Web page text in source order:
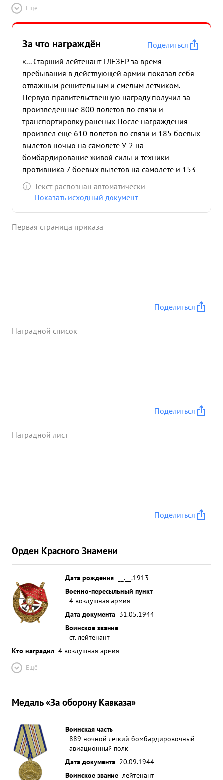
Ещё
За что награждён
Поделиться
«... Старший лейтенант ГЛЕЗЕР за время
пребывания в действующей армии показал себя
отважным решительным и смелым летчиком.
Первую правительственную награду получил за
произведенные 800 полетов по связи и
транспортировку раненых После награждения
произвел еще 610 полетов по связи и 185 боевых
вылетов ночью на самолете У-2 на
бомбардирование живой силы и техники
противника 7 боевых вылетов на самолете и 153
сбросив в места скоплен ия войск и техники
противника 537 авиабомб В результате
6 взрывов большой силы сопровожда вшихся
9.8.43г. двумя бомбами ФАБ-50 вызвал большой
сопровождавшийся взрывом под верждают-
ночь на 1.4.44г. произвел 3 вылета на боевую
И-153 и доставил данные о передвижении войск,
Текст распознан автоматически
Показать исходный документ
Первая страница приказа
Поделиться
Наградной список
Поделиться
Наградной лист
Поделиться
Орден Красного Знамени
Дата рождения
__.__.1913
Военно-пересыльный пункт
4 воздушная армия
Дата документа 31.05.1944
Воинское звание
ст. лейтенант
Кто наградил 4 воздушная армия
Ещё
Медаль «За оборону Кавказа»
Воинская часть
889 ночной легкий бомбардировочный
авиационный полк
Дата документа 20.09.1944
Воинское звание лейтенант